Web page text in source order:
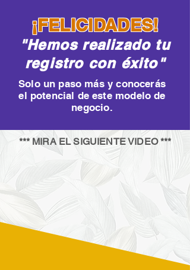
¡FELICIDADES!
"Hemos realizado tu
registro con éxito"
Solo un paso más y conocerás
el potencial de este modelo de
negocio.
*** MIRA EL SIGUIENTE VIDEO ***